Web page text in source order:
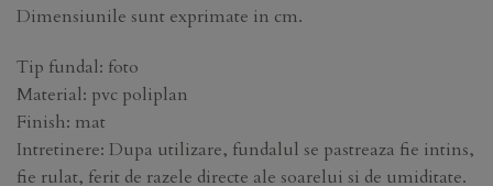
Dimensiunile sunt exprimate in cm.
Tip fundal: foto
Material: pvc poliplan
Finish: mat
Intretinere: Dupa utilizare, fundalul se pastreaza fie intins,
fie rulat, ferit de razele directe ale soarelui si de umiditate.